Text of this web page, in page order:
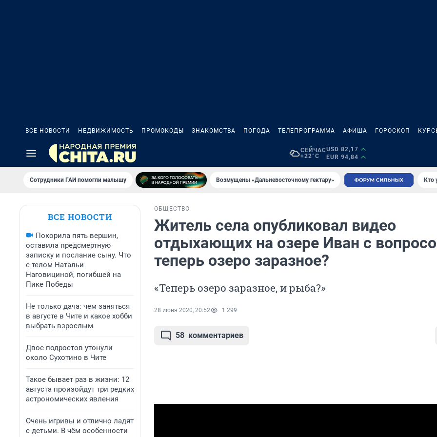
ВСЕ НОВОСТИ НЕДВИЖИМОСТЬ ПРОМОКОДЫ ЗНАКОМСТВА ПОГОДА ТЕЛЕПРОГРАММА АФИША ГОРОСКОП
СЕЙЧАС
+22°C
USD 82,17
EUR 94,84
Сотрудники ГАИ помогли малышу Возмущены «Дальневосточному гектару» Кто
ВСЕ НОВОСТИ
Покорила пять вершин,
оставила предсмертную
записку и послание сыну. Что
с телом Натальи
Наговициной, погибшей на
Пике Победы
Не только дача: чем заняться
в августе в Чите и какое хобби
выбрать взрослым
Двое подростов утонули
около Сухотино в Чите
Такое бывает раз в жизни: 12
августа произойдут три редких
астрономических явления
Очень игривы и отлично ладят
с детьми. В чём особенности
ОБЩЕСТВО
Житель села опубликовал видео
отдыхающих на озере Иван с
теперь озеро заразное?
«Теперь озеро заразное, и рыба?»
28 июня 2020, 20:52 1 299
58 комментариев